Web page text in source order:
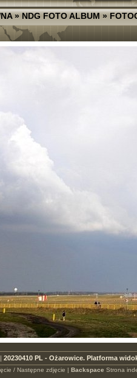
»NDG FOTO ALBUM»
20230410 PL - Ożarowice. Platforma
/ Następne zdjęcie | Backspace Strona